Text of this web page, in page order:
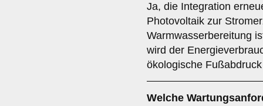
Ja, die Integration
Photovoltaik zur
Warmwasserbereitung
wird der
ökologische
Welche